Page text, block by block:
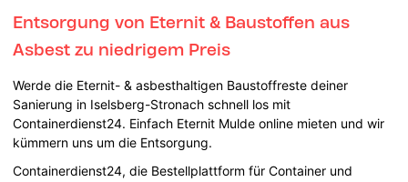
Entsorgung von Eternit & Baustoffen aus
Asbest zu niedrigem Preis
Werde die Eternit- & asbesthaltigen Baustoffreste deiner
Sanierung in Iselsberg-Stronach schnell los mit
Containerdienst24. Einfach Eternit Mulde online mieten und wir
kümmern uns um die Entsorgung.
Containerdienst24, die Bestellplattform für Container und